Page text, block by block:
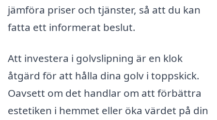
jämföra priser och tjänster, så att du kan
fatta ett informerat beslut.
Att investera i golvslipning är en klok
åtgärd för att hålla dina golv i toppskick.
Oavsett om det handlar om att förbättra
estetiken i hemmet eller öka värdet på din